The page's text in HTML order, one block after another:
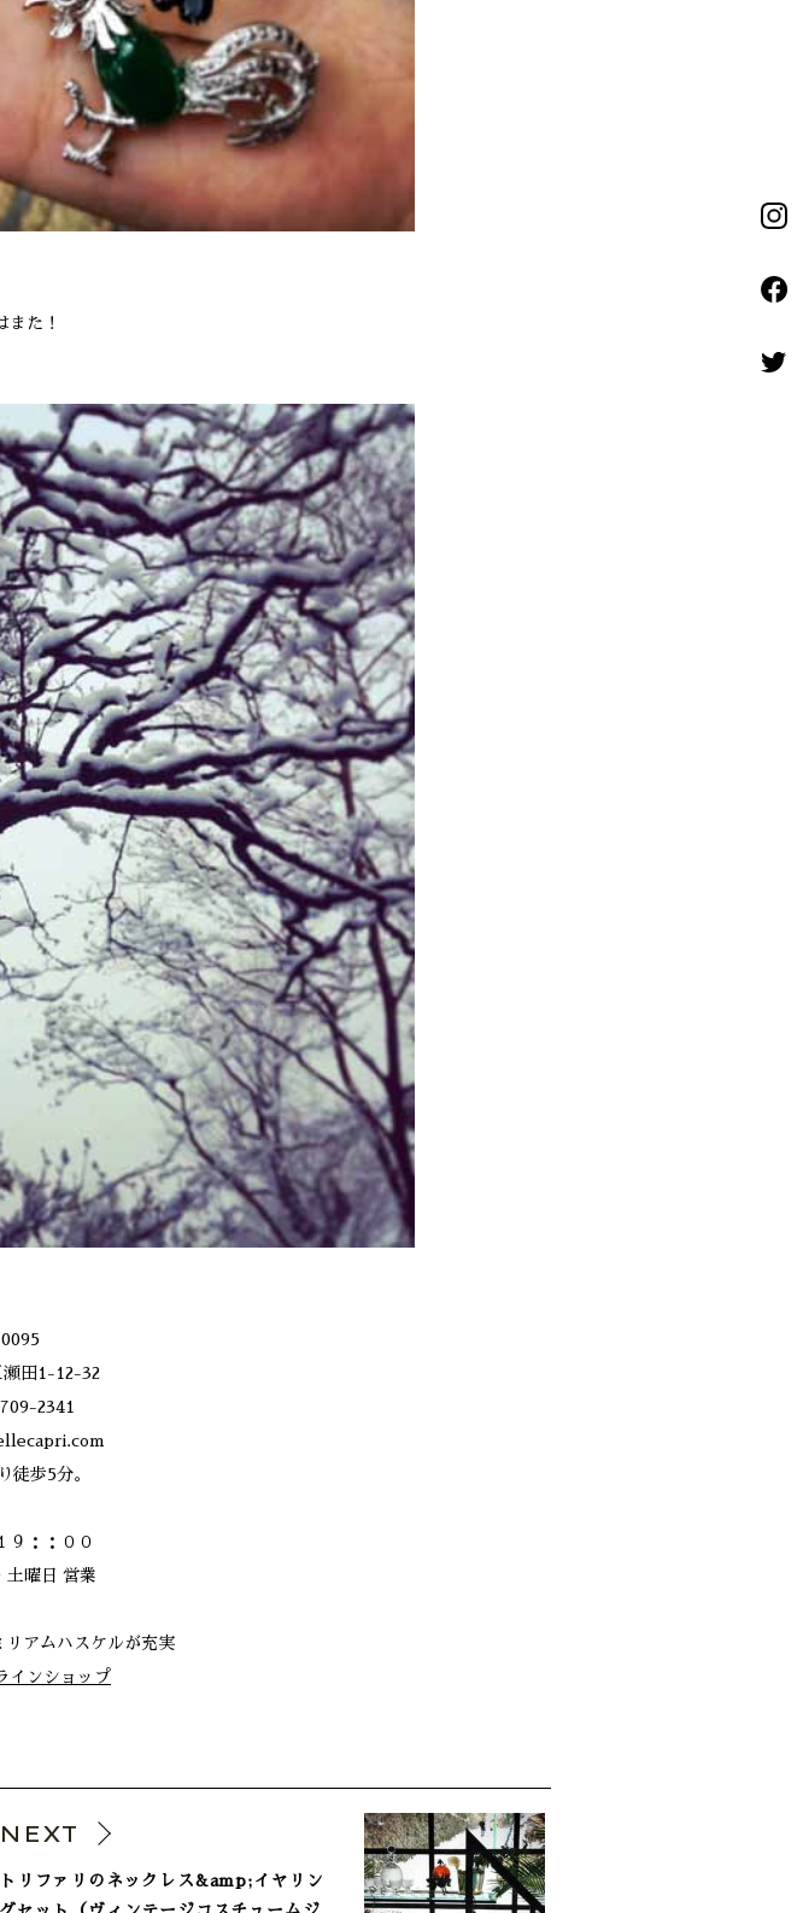
た！
瀬田1-12-32
2341
徒歩5分。
９：：００
土曜日 営業
リアムハスケルが充実
インショップ
NEXT
トリファリのネックレス&amp;イヤリン